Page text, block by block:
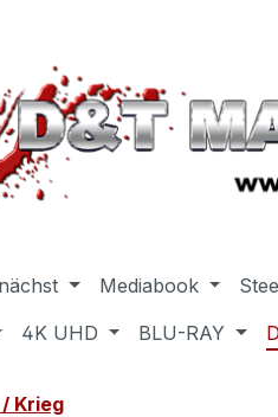
Mediabook
4K UHD BLU-RAY
Krieg